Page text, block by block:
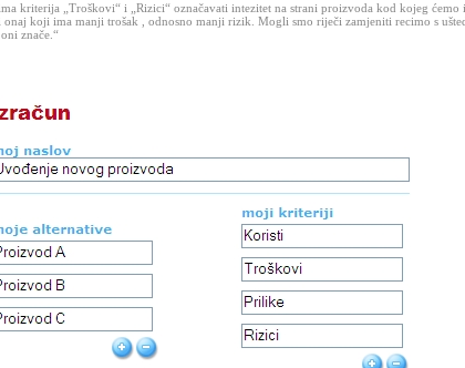
kriterija „Troškovi“ i „Rizici“ označavati intezitet na strani proizvoda kod kojeg
koji ima manji trošak , odnosno manji rizik. Mogli smo riječi zamjeniti recimo s
znače.“